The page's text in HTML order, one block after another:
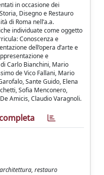
in occasione dei
Disegno e Restauro
di Roma nell’a.a.
individuate come oggetto
Conoscenza e
dell’opera d’arte e
e
Carlo Bianchini, Mario
de Vico Fallani, Mario
Sante Guido, Elena
Sofia Menconero,
Amicis, Claudio Varagnoli.
restauro